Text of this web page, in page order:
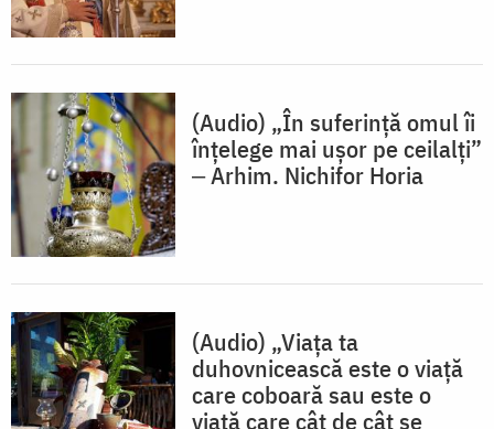
(Audio) „În suferință omul îi
înțelege mai ușor pe ceilalți”
‒ Arhim. Nichifor Horia
(Audio) „Viața ta
duhovnicească este o viață
care coboară sau este o
viață care cât de cât se